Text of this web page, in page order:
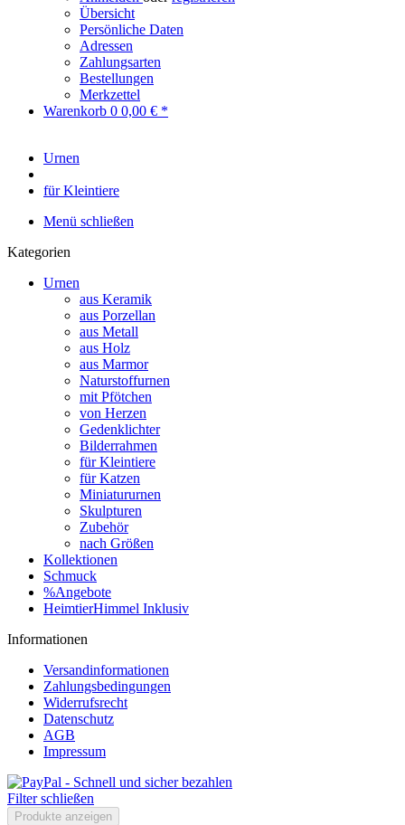
Übersicht
Persönliche Daten
Adressen
Zahlungsarten
Bestellungen
Merkzettel
Warenkorb 0 0,00 € *
Urnen
für Kleintiere
Menü schließen
Kategorien
Urnen
aus Keramik
aus Porzellan
aus Metall
aus Holz
aus Marmor
Naturstoffurnen
mit Pfötchen
von Herzen
Gedenklichter
Bilderrahmen
für Kleintiere
für Katzen
Miniatururnen
Skulpturen
Zubehör
nach Größen
Kollektionen
Schmuck
%Angebote
HeimtierHimmel Inklusiv
Informationen
Versandinformationen
Zahlungsbedingungen
Widerrufsrecht
Datenschutz
AGB
Impressum
Filter schließen
Produkte anzeigen